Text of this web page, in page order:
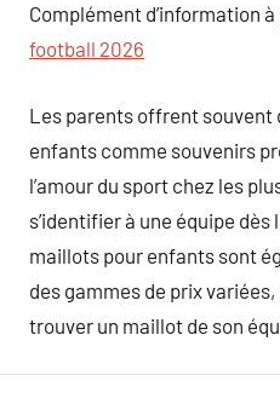
Complément d’information à
football 2026
Les parents offrent souvent
enfants comme souvenirs
l’amour du sport chez les
s’identifier à une équipe
maillots pour enfants sont
des gammes de prix
trouver un maillot de son